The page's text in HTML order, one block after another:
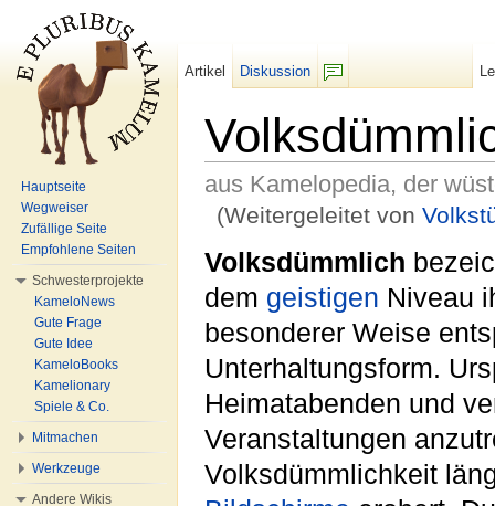
aus Kamelopedia, der
(Weitergeleitet von
Volksdümmlich
dem geistigen Niveau
besonderer Weise
Unterhaltungsform.
Heimatabenden und
Veranstaltungen
Volksdümmlichkeit
Artikel
Diskussion
Hauptseite
Wegweiser
Zufällige Seite
Empfohlene Seiten
Schwesterprojekte
KameloNews
Gute Frage
Gute Idee
KameloBooks
Kamelionary
Spiele & Co.
Mitmachen
Werkzeuge
Andere Wikis